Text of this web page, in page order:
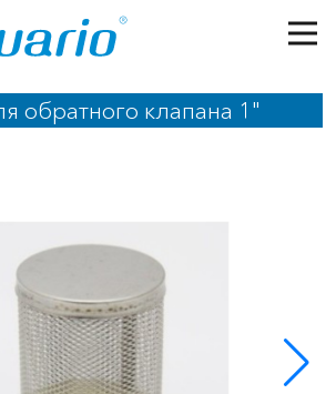
содержанию
обратного клапана 1"